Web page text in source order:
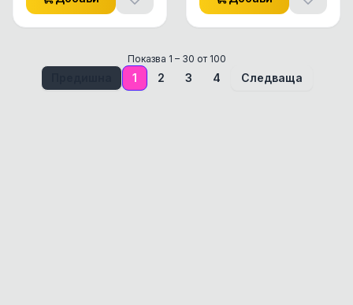
Показва 1 – 30 от 100
1 2 3 4 Следваща